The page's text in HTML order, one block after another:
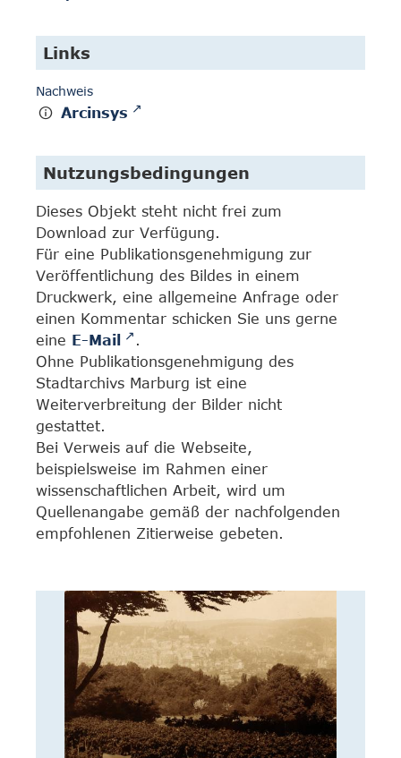
Links
Nachweis
Arcinsys
Nutzungsbedingungen
Dieses Objekt steht nicht frei zum
Download zur Verfügung.
Für eine Publikationsgenehmigung zur
Veröffentlichung des Bildes in einem
Druckwerk, eine allgemeine Anfrage oder
einen Kommentar schicken Sie uns gerne
eine E-Mail
.
Ohne Publikationsgenehmigung des
Stadtarchivs Marburg ist eine
Weiterverbreitung der Bilder nicht
gestattet.
Bei Verweis auf die Webseite,
beispielsweise im Rahmen einer
wissenschaftlichen Arbeit, wird um
Quellenangabe gemäß der nachfolgenden
empfohlenen Zitierweise gebeten.